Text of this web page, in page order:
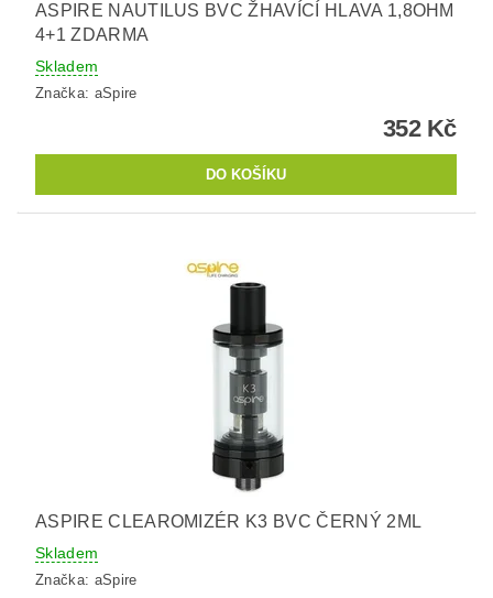
ASPIRE NAUTILUS BVC ŽHAVÍCÍ HLAVA 1,8OHM
4+1 ZDARMA
Skladem
Značka: aSpire
352 Kč
ASPIRE CLEAROMIZÉR K3 BVC ČERNÝ 2ML
Skladem
Značka: aSpire